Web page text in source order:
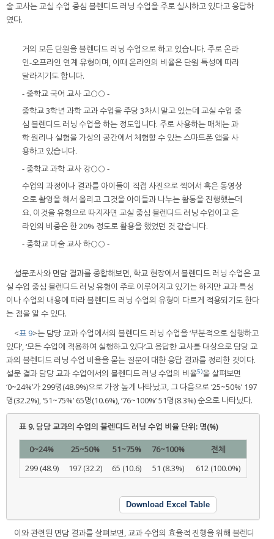
술 교사는 교실 수업 중심 블렌디드 러닝 수업을 주로 실시하고 있다고 응답하
였다.
거의 모든 단원을 블렌디드 러닝 수업으로 하고 있습니다. 주로 온라
인-오프라인 연계 유형이며, 이때 온라인의 비율은 단원 특성에 따라
달라지기도 합니다.
- 중학교 국어 교사 고○○ -
중학교 3학년 과학 교과 수업을 주당 3차시 맡고 있는데 교실 수업 중
심 블렌디드 러닝 수업을 하는 정도입니다. 주로 사용하는 매체는 과
학 원리나 실험을 가상의 공간에서 체험할 수 있는 스마트폰 앱을 사
용하고 있습니다.
- 중학교 과학 교사 강○○ -
수업의 과정이나 결과를 아이들이 직접 사진으로 찍어서 혹은 동영상
으로 촬영을 해서 올리고 그것을 아이들과 나누는 활동을 진행했는데
요. 이것을 유형으로 따지자면 교실 중심 블렌디드 러닝 수업이고 온
라인의 비중은 한 20% 정도로 활용을 했었던 것 같습니다.
- 중학교 미술 교사 하○○ -
설문조사와 면담 결과를 종합해보면, 학교 현장에서 블렌디드 러닝 수업은 교
실 수업 중심 블렌디드 러닝 유형이 주로 이루어지고 있기는 하지만 교과 특성
이나 수업의 내용에 따라 블렌디드 러닝 수업의 유형이 다르게 적용되기도 한다
는 점을 알 수 있다.
<표 9>는 담당 교과 수업에서의 블렌디드 러닝 수업을 ‘부분적으로 실행하고
있다’, ‘모든 수업에 적용하여 실행하고 있다’고 응답한 교사를 대상으로 담당 교
과의 블렌디드 러닝 수업 비율을 묻는 질문에 대한 응답 결과를 정리한 것이다.
설문 결과 담당 교과 수업에서의 블렌디드 러닝 수업의 비율5)을 살펴보면
‘0~24%’가 299명(48.9%)으로 가장 높게 나타났고, 그 다음으로 ‘25~50%’ 197
명(32.2%), ‘51~75%’ 65명(10.6%), ‘76~100%’ 51명(8.3%) 순으로 나타났다.
표 9. 담당 교과의 수업의 블렌디드 러닝 수업 비율 단위: 명(%)
0~24% 25~50% 51~75% 76~100%
전체
299 (48.9)
197 (32.2) 65 (10.6) 51 (8.3%) 612 (100.0%)
Download Excel Table
이와 관련된 면담 결과를 살펴보면, 교과 수업의 효율적 진행을 위해 블렌디